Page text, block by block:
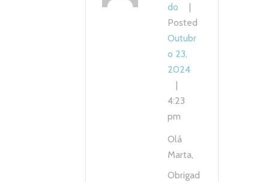
do
Posted
Outubr
o 23,
2024
4:23
pm
Olá
Marta,
Obrigad